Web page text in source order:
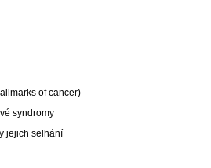
of cancer)
syndromy
jejich selhání